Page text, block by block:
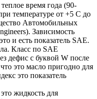
время года (90-
температуре от +5 С до
Автомобильных
Зависимость
и есть показатель SAE.
Класс по SAE
дефис с буквой W после
это масло пригодно для
это показатель
жидкость для